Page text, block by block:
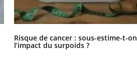
Risque de cancer : sous-estime-t-on
l’impact du surpoids ?